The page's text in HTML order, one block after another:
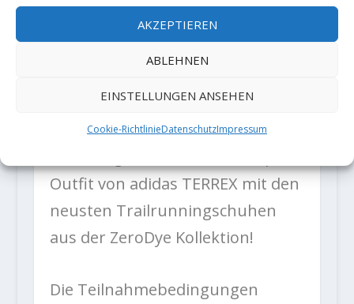
AKZEPTIEREN
ABLEHNEN
EINSTELLUNGEN ANSEHEN
Cookie-RichtlinieDatenschutzImpressum
Übernachtungen im Explorer
Hotel Kitzbühel vom 29. Juni – 01.
Programm zum Thema
Mulitmountainsport sowie ein
Outfit von adidas TERREX mit den
neusten Trailrunningschuhen
aus der ZeroDye Kollektion!
Die Teilnahmebedingungen